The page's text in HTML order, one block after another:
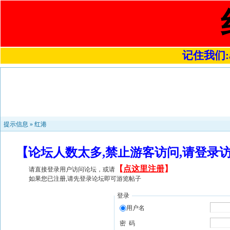
记住我们
提示信息 » 红港
【论坛人数太多,禁止游客访问,请登
请直接登录用户访问论坛，或请 【 点这里注册】
如果您已注册,请先登录论坛即可游览帖子
登录
用户名
密 码